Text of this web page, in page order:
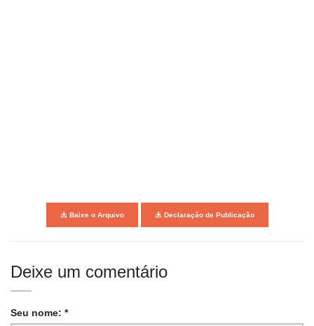
Baixe o Arquivo Declaração de Publicação
Deixe um comentário
Seu nome: *